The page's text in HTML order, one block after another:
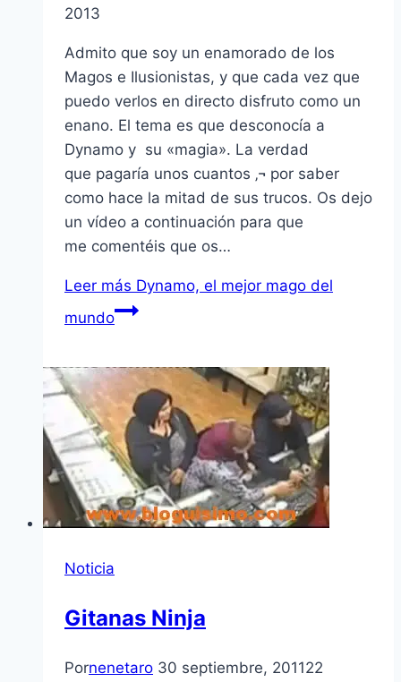
2013
Admito que soy un enamorado de los
Magos e Ilusionistas, y que cada vez que
puedo verlos en directo disfruto como un
enano. El tema es que desconocí­a a
Dynamo y su «magia». La verdad
que pagarí­a unos cuantos ‚¬ por saber
como hace la mitad de sus trucos. Os dejo
un ví­deo a continuación para que
me comentéis que os…
Leer más Dynamo, el mejor mago del
mundo
Noticia
Gitanas Ninja
Pornenetaro 30 septiembre, 201122